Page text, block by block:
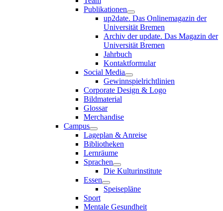
Publikationen
up2date. Das Onlinemagazin der
Universität Bremen
Archiv der update. Das Magazin der
Universität Bremen
Jahrbuch
Kontaktformular
Social Media
Gewinnspielrichtlinien
Corporate Design & Logo
Bildmaterial
Glossar
Merchandise
Campus
Lageplan & Anreise
Bibliotheken
Lernräume
Sprachen
Die Kulturinstitute
Essen
Speisepläne
Sport
Mentale Gesundheit